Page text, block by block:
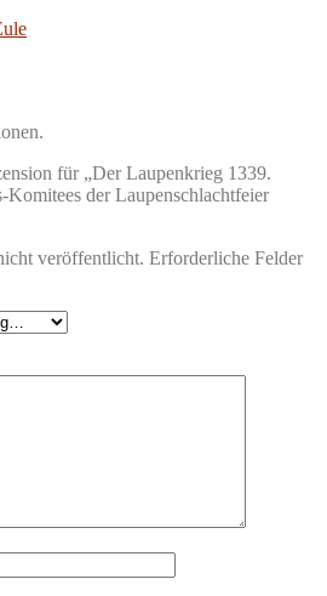
für „Der Laupenkrieg 1339.
Komitees der Laupenschlachtfeier
veröffentlicht. Erforderliche Felder